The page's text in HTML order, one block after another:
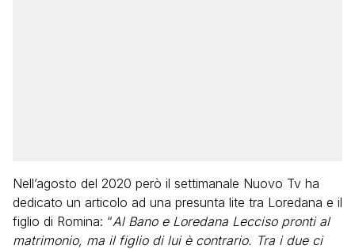
Nell’agosto del 2020 però il settimanale Nuovo Tv ha
dedicato un articolo ad una presunta lite tra Loredana e il
figlio di Romina: “Al Bano e Loredana Lecciso pronti al
matrimonio, ma il figlio di lui è contrario. Tra i due ci